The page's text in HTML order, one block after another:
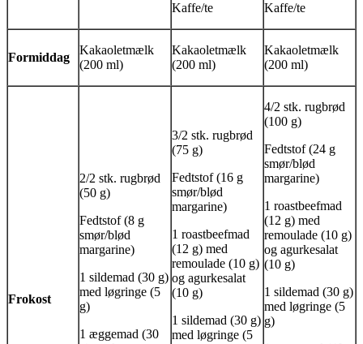
Kaffe/te
Kaffe/te
Formiddag
Kakaoletmælk
(200 ml)
Kakaoletmælk
(200 ml)
Kakaoletmælk
(200 ml)
Frokost
2/2 stk. rugbrød
(50 g)
Fedtstof (8 g
smør/blød
margarine)
1 sildemad (30 g)
med løgringe (5
g)
1 æggemad (30
3/2 stk. rugbrød
(75 g)
Fedtstof (16 g
smør/blød
margarine)
1 roastbeefmad
(12 g) med
remoulade (10 g)
og agurkesalat
(10 g)
1 sildemad (30 g)
med løgringe (5
4/2 stk. rugbrød
(100 g)
Fedtstof (24 g
smør/blød
margarine)
1 roastbeefmad
(12 g) med
remoulade (10 g)
og agurkesalat
(10 g)
1 sildemad (30 g)
med løgringe (5
g)